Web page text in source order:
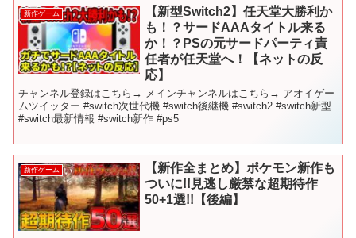
新作ゲーム
【新型Switch2】任天堂大勝利か
も！？サードAAAタイトル来る
か！？PSの元サードパーティ責
任者が任天堂へ！【ネットの反
応】
チャンネル登録はこちら→ メインチャンネルはこちら→ アオイゲー
ムツイッター #switch次世代機 #switch後継機 #switch2 #switch新型
#switch最新情報 #switch新作 #ps5
新作ゲーム
【新作全まとめ】ポケモン新作も
ついに!!見逃し厳禁な超期待作
50+1選!!【後編】